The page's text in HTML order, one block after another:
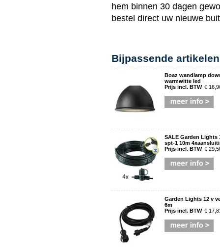
hem binnen 30 dagen
bestel direct uw nieuwe
Bijpassende artikelen
Boaz wandlamp
warmwitte led
Prijs incl. BTW €
SALE Garden Lights
spt-1 10m
Prijs incl. BTW €
Garden Lights 12 v
6m
Prijs incl. BTW €